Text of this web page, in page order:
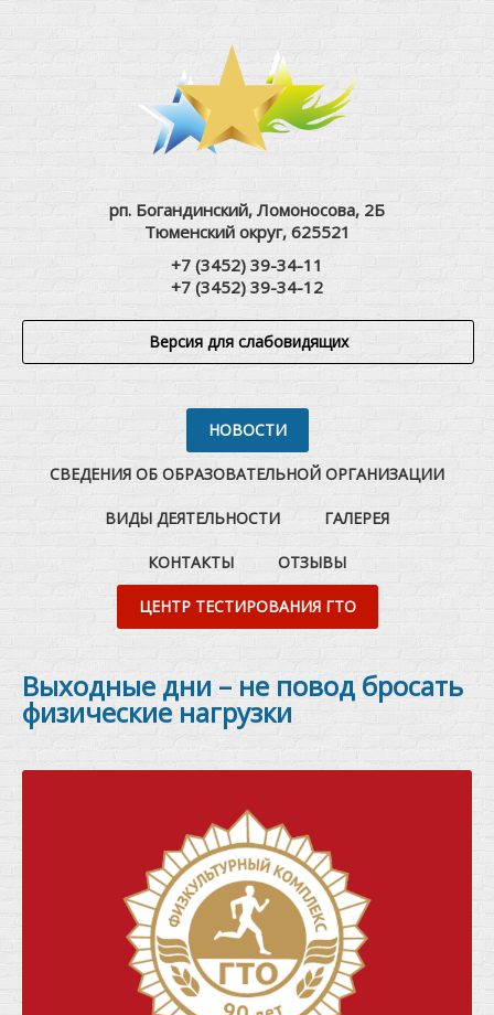
рп. Богандинский, Ломоносова, 2Б
Тюменский округ, 625521
+7 (3452) 39-34-11
+7 (3452) 39-34-12
Версия для слабовидящих
НОВОСТИ
СВЕДЕНИЯ ОБ ОБРАЗОВАТЕЛЬНОЙ ОРГАНИЗАЦИИ
ВИДЫ ДЕЯТЕЛЬНОСТИ ГАЛЕРЕЯ
КОНТАКТЫ ОТЗЫВЫ
ЦЕНТР ТЕСТИРОВАНИЯ ГТО
Выходные дни – не повод бросать
физические нагрузки